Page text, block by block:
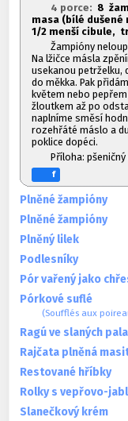
4 porce: 8
masa (bílé dušené
1/2 menší cibule,
Žampióny
Na lžičce másla
usekanou petrželku,
do měkka. Pak
květem nebo
žloutkem až po
naplníme směsí
rozehřáté máslo a
poklice dopéci.
Příloha: pšeničný
f
Plněné žampióny
Plněné žampióny
Plněný lilek
Podlesníky
Pór vařený jako
Pórkové suflé
(Soufflés aux
Ragú ve slaných
Rajčata plněná
Restované hříbky
Rolky s vepřovo-
Slanečkový krém